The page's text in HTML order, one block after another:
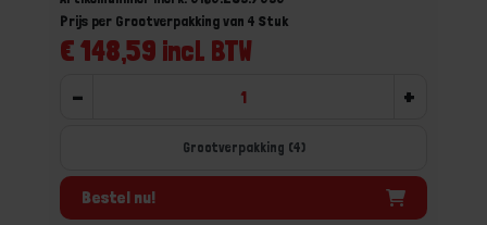
€ 148,59 incl. BTW
Prijs per Grootverpakking van 4 Stuk
- +
Grootverpakking (4)
Bestel nu!